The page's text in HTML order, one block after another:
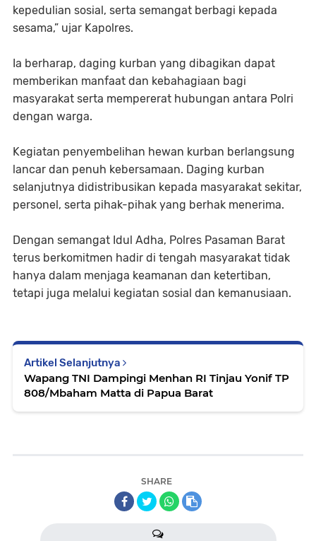
kepedulian sosial, serta semangat berbagi kepada
sesama,” ujar Kapolres.
Ia berharap, daging kurban yang dibagikan dapat
memberikan manfaat dan kebahagiaan bagi
masyarakat serta mempererat hubungan antara Polri
dengan warga.
Kegiatan penyembelihan hewan kurban berlangsung
lancar dan penuh kebersamaan. Daging kurban
selanjutnya didistribusikan kepada masyarakat sekitar,
personel, serta pihak-pihak yang berhak menerima.
Dengan semangat Idul Adha, Polres Pasaman Barat
terus berkomitmen hadir di tengah masyarakat tidak
hanya dalam menjaga keamanan dan ketertiban,
tetapi juga melalui kegiatan sosial dan kemanusiaan.
Artikel Selanjutnya
Wapang TNI Dampingi Menhan RI Tinjau Yonif TP
808/Mbaham Matta di Papua Barat
SHARE